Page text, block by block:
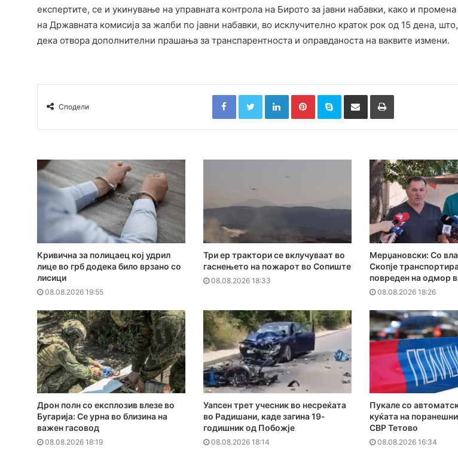
експертите, се и укинување на управната контрола на Бирото за јавни набавки, како и промена
на Државната комисија за жалби по јавни набавки, во исклучително краток рок од 15 дена,
дека отвора дополнителни прашања за транспарентноста и оправданоста на ваквите измени.
Сподели
FacebookTwitterLinkedInPinterestSkype Сподели преку Е-маил Испринтај
Кривична за полицаец кој удрил
лице во грб додека било врзано со
лисици
08.08.2026 19:55
Три ер трактори се вклучуваат во
гаснењето на пожарот во Сопиште
08.08.2026 18:33
Мерџановски: Со
Скопје
повреден на одмор
08.08.2026 18:26
Дрон полн со експлозив влезе во
Бугарија: Се урна во близина на
важен гасовод
08.08.2026 18:19
Уапсен трет учесник во несреќата
во Радишани, каде загина 19-
годишник од Побожје
08.08.2026 18:14
Пукале со
куќата на
СВР Тетово
08.08.2026 16:34